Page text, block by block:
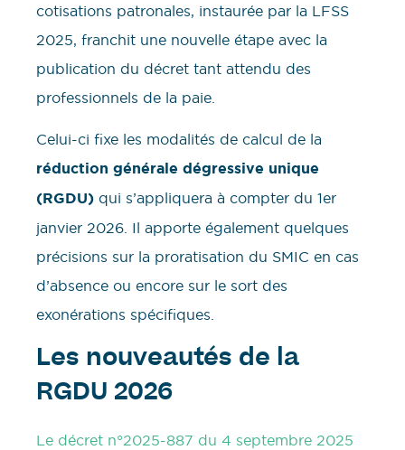
cotisations patronales, instaurée par la LFSS
2025, franchit une nouvelle étape avec la
publication du décret tant attendu des
professionnels de la paie.
Celui-ci fixe les modalités de calcul de la
réduction générale dégressive unique
(RGDU) qui s’appliquera à compter du 1er
janvier 2026. Il apporte également quelques
précisions sur la proratisation du SMIC en cas
d’absence ou encore sur le sort des
exonérations spécifiques.
Les nouveautés de la
RGDU 2026
Le décret n°2025-887 du 4 septembre 2025